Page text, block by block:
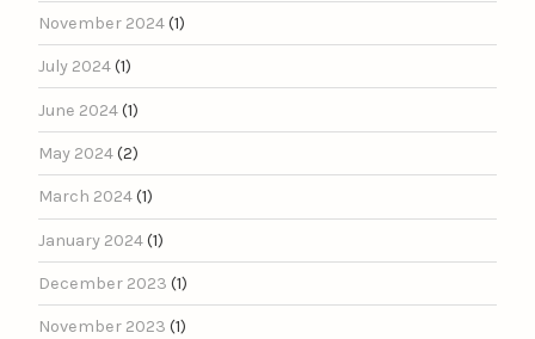
November 2024(1)
July 2024(1)
June 2024(1)
May 2024(2)
March 2024(1)
January 2024(1)
December 2023 (1)
November 2023 (1)